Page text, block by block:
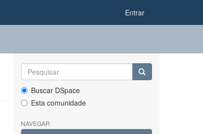
Entrar
Buscar DSpace
Esta comunidade
NAVEGAR